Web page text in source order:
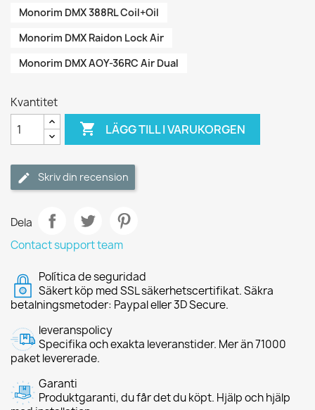
Monorim DMX 388RL Coil+Oil
Monorim DMX Raidon Lock Air
Monorim DMX AOY-36RC Air Dual
Kvantitet
 LÄGG TILL I VARUKORGEN
Skriv din recension
Dela
Contact support team
Política de seguridad
Säkert köp med SSL säkerhetscertifikat. Säkra
betalningsmetoder: Paypal eller 3D Secure.
leveranspolicy
Specifika och exakta leveranstider. Mer än 71000
paket levererade.
Garanti
Produktgaranti, du får det du köpt. Hjälp och hjälp